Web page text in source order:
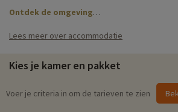
Ontdek de omgeving
Verblijf op een landgoed van twee hectare
je de belangrijkste faciliteiten: de
zwembad, de ontspanningsruimte, het
speeltuin.
Lees meer over accommodatie
Kies je kamer en pakket
Voer je criteria in om de tarieven te zien